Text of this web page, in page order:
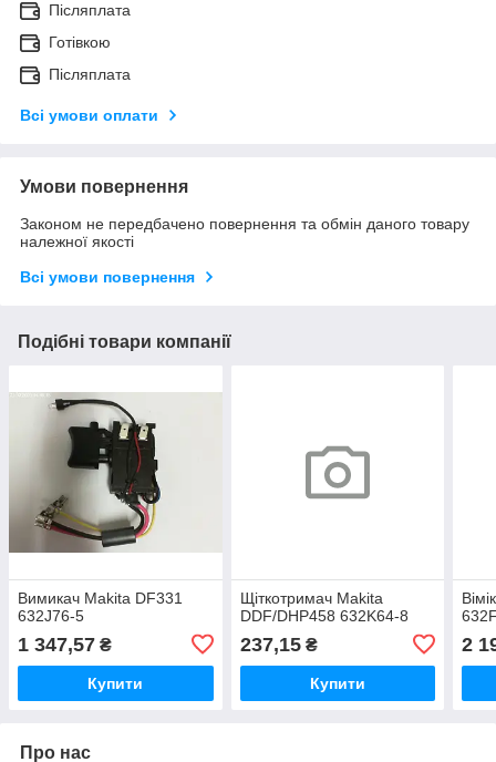
Післяплата
Готівкою
Післяплата
Всі умови оплати
Умови повернення
Законом не передбачено повернення та обмін даного товару
належної якості
Всі умови повернення
Подібні товари компанії
Вимикач Makita DF331
632J76-5
1 347,57 ₴
Купити
Щіткотримач Makita
DDF/DHP458 632K64-8
237,15₴
Купити
2
Про нас